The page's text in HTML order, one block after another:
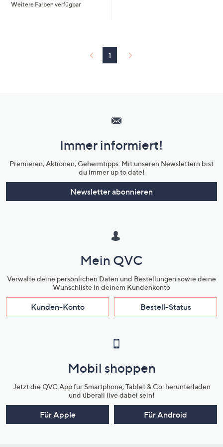
5
Weitere Farben verfügbar
1
Unternehmensinformationen
Immer informiert!
Premieren, Aktionen, Geheimtipps: Mit unseren Newslettern bist
du immer up to date!
Newsletter abonnieren
Mein QVC
Verwalte deine persönlichen Daten und Bestellungen sowie deine
Wunschliste in deinem Kundenkonto
Kunden-Konto Bestell-Status
Mobil shoppen
Jetzt die QVC App für Smartphone, Tablet & Co. herunterladen
und überall live dabei sein!
Für Apple Für Android